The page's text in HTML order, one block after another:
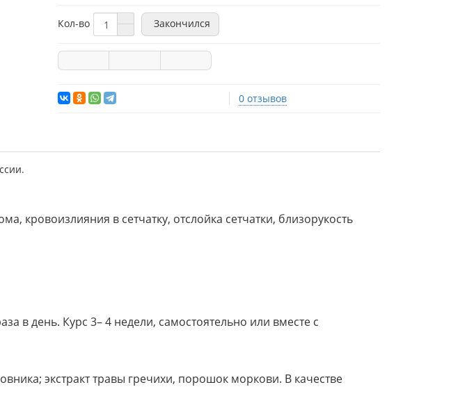
Кол-во Закончился
0 отзывов
кровоизлияния в сетчатку, отслойка сетчатки, близорукость
в день. Курс 3– 4 недели, самостоятельно или вместе с
экстракт травы гречихи, порошок моркови. В качестве